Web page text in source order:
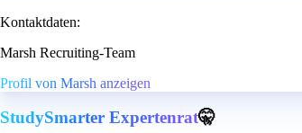
Kontaktdaten:
Marsh Recruiting-Team
Profil von Marsh anzeigen
StudySmarter Expertenrat🤫